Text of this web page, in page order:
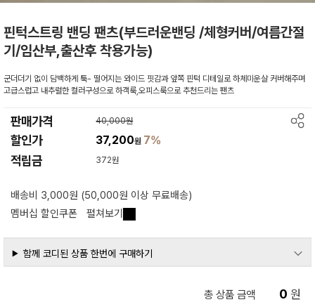
핀턱스트링 밴딩 팬츠(부드러운밴딩 /체형커버/여름간절
기/임산부,출산후 착용가능)
군더더기 없이 담백하게 툭- 떨어지는 와이드 핏감과 앞쪽 핀턱 디테일로 하체미운살 커버해주며
고급스럽고 내추럴한 컬러구성으로 하객룩,오피스룩으로 추천드리는 팬츠
판매가격 40,000원
할인가 37,200원 7%
적립금 372원
배송비 3,000원 (50,000원 이상 무료배송)
멤버십 할인쿠폰
펼쳐보기
함께 코디된 상품 한번에 구매하기
총 상품 금액 0 원